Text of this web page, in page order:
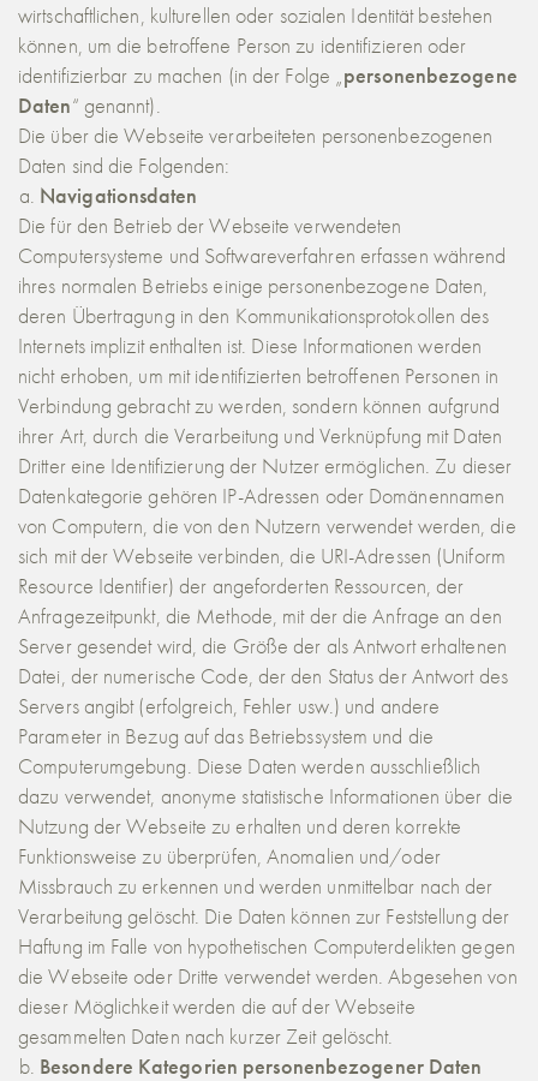
wirtschaftlichen, kulturellen oder sozialen Identität bestehen
können, um die betroffene Person zu identifizieren oder
identifizierbar zu machen (in der Folge „personenbezogene
Daten“ genannt).
Die über die Webseite verarbeiteten personenbezogenen
Daten sind die Folgenden:
Navigationsdaten
Die für den Betrieb der Webseite verwendeten
Computersysteme und Softwareverfahren erfassen während
ihres normalen Betriebs einige personenbezogene Daten,
deren Übertragung in den Kommunikationsprotokollen des
Internets implizit enthalten ist. Diese Informationen werden
nicht erhoben, um mit identifizierten betroffenen Personen in
Verbindung gebracht zu werden, sondern können aufgrund
ihrer Art, durch die Verarbeitung und Verknüpfung mit Daten
Dritter eine Identifizierung der Nutzer ermöglichen. Zu dieser
Datenkategorie gehören IP-Adressen oder Domänennamen
von Computern, die von den Nutzern verwendet werden, die
sich mit der Webseite verbinden, die URI-Adressen (Uniform
Resource Identifier) der angeforderten Ressourcen, der
Anfragezeitpunkt, die Methode, mit der die Anfrage an den
Server gesendet wird, die Größe der als Antwort erhaltenen
Datei, der numerische Code, der den Status der Antwort des
Servers angibt (erfolgreich, Fehler usw.) und andere
Parameter in Bezug auf das Betriebssystem und die
Computerumgebung. Diese Daten werden ausschließlich
dazu verwendet, anonyme statistische Informationen über die
Nutzung der Webseite zu erhalten und deren korrekte
Funktionsweise zu überprüfen, Anomalien und/oder
Missbrauch zu erkennen und werden unmittelbar nach der
Verarbeitung gelöscht. Die Daten können zur Feststellung der
Haftung im Falle von hypothetischen Computerdelikten gegen
die Webseite oder Dritte verwendet werden. Abgesehen von
dieser Möglichkeit werden die auf der Webseite
gesammelten Daten nach kurzer Zeit gelöscht.
Besondere Kategorien personenbezogener Daten